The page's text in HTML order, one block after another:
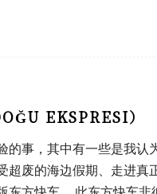
EKSPRESI）
的事，其中有一些是我认
超废的海边假期、走进真